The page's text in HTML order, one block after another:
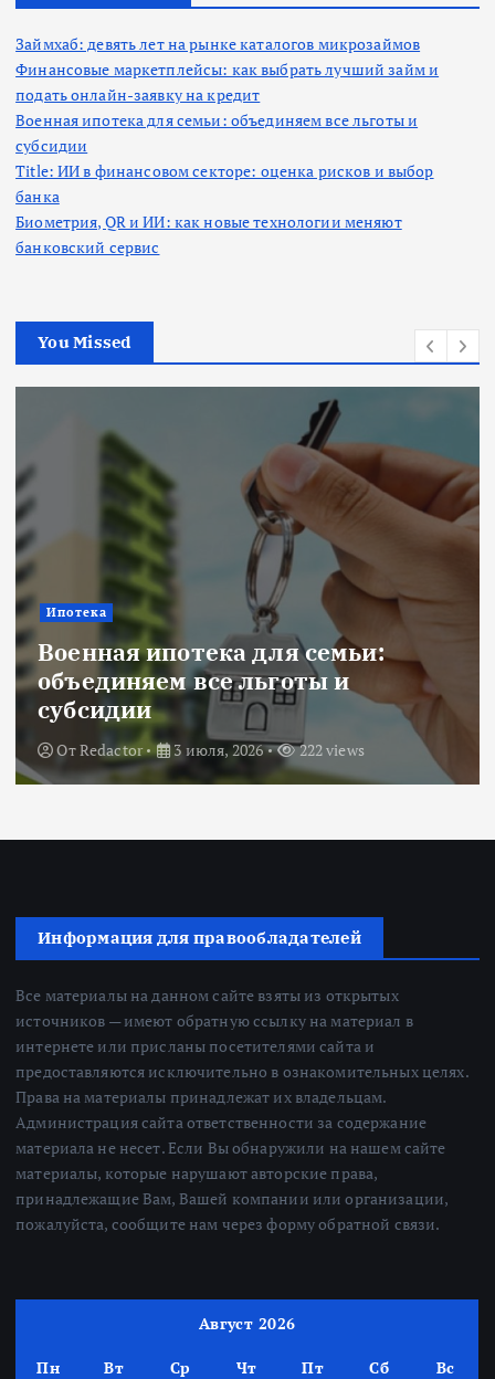
Займхаб: девять лет на рынке каталогов микрозаймов
Финансовые маркетплейсы: как выбрать лучший займ и
подать онлайн-заявку на кредит
Военная ипотека для семьи: объединяем все льготы и
субсидии
Title: ИИ в финансовом секторе: оценка рисков и выбор
банка
Биометрия, QR и ИИ: как новые технологии меняют
банковский сервис
You Missed
Ипотека
Военная ипотека для семьи:
объединяем все льготы и
субсидии
ОтRedactor 3 июля, 2026 222 views
Информация для правообладателей
Все материалы на данном сайте взяты из открытых
источников — имеют обратную ссылку на материал в
интернете или присланы посетителями сайта и
предоставляются исключительно в ознакомительных целях.
Права на материалы принадлежат их владельцам.
Администрация сайта ответственности за содержание
материала не несет. Если Вы обнаружили на нашем сайте
материалы, которые нарушают авторские права,
принадлежащие Вам, Вашей компании или организации,
пожалуйста, сообщите нам через форму обратной связи.
Август 2026
Пн Вт Ср Чт Пт Сб
Вс